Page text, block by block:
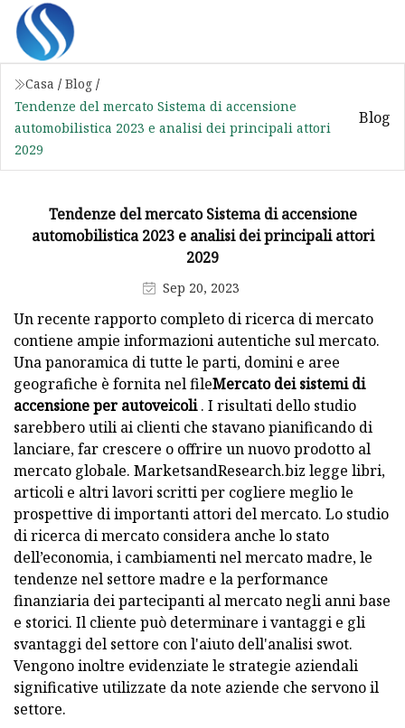
Casa / Blog /
Tendenze del mercato Sistema di accensione
automobilistica 2023 e analisi dei principali attori
2029
Blog
Tendenze del mercato Sistema di accensione
automobilistica 2023 e analisi dei principali attori
2029
Sep 20, 2023
Un recente rapporto completo di ricerca di mercato
contiene ampie informazioni autentiche sul mercato.
Una panoramica di tutte le parti, domini e aree
geografiche è fornita nel fileMercato dei sistemi di
accensione per autoveicoli. I risultati dello studio
sarebbero utili ai clienti che stavano pianificando di
lanciare, far crescere o offrire un nuovo prodotto al
mercato globale. MarketsandResearch.biz legge libri,
articoli e altri lavori scritti per cogliere meglio le
prospettive di importanti attori del mercato. Lo studio
di ricerca di mercato considera anche lo stato
dell’economia, i cambiamenti nel mercato madre, le
tendenze nel settore madre e la performance
finanziaria dei partecipanti al mercato negli anni base
e storici. Il cliente può determinare i vantaggi e gli
svantaggi del settore con l'aiuto dell'analisi swot.
Vengono inoltre evidenziate le strategie aziendali
significative utilizzate da note aziende che servono il
settore.